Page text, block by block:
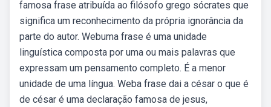
famosa frase atribuída ao filósofo grego sócrates que
significa um reconhecimento da própria ignorância da
parte do autor. Webuma frase é uma unidade
linguística composta por uma ou mais palavras que
expressam um pensamento completo. É a menor
unidade de uma língua. Weba frase dai a césar o que é
de césar é uma declaração famosa de jesus,